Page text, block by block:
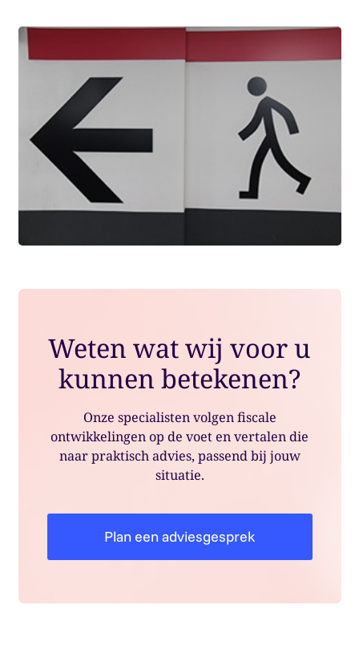
Weten wat wij voor u
kunnen betekenen?
Onze specialisten volgen fiscale
ontwikkelingen op de voet en vertalen die
naar praktisch advies, passend bij jouw
situatie.
Plan een adviesgesprek